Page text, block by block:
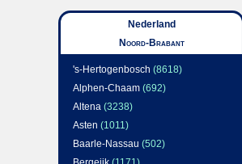
Nederland
Noord-Brabant
's-Hertogenbosch (8618)
Alphen-Chaam (692)
Altena (3238)
Asten (1011)
Baarle-Nassau (502)